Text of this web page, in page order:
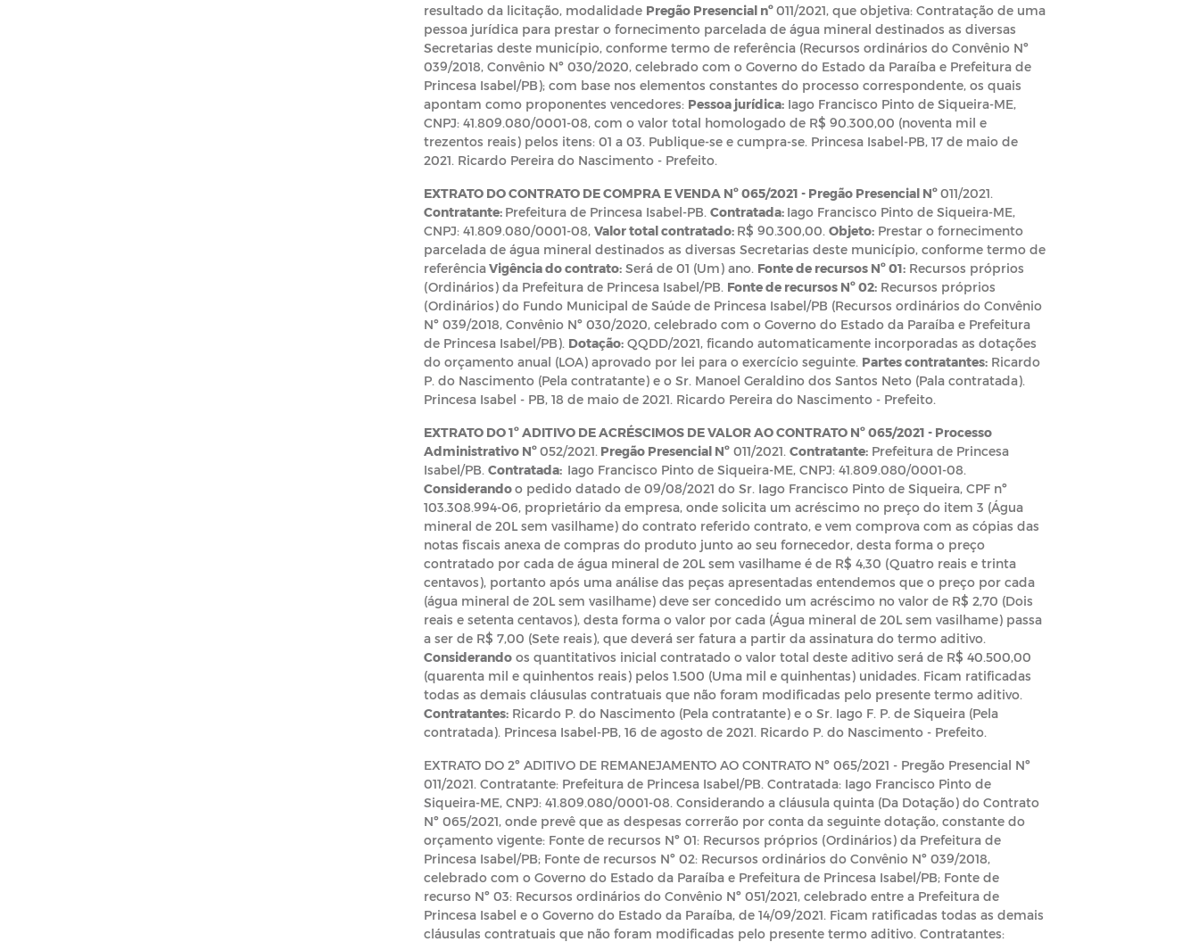
resultado da licitação, modalidade Pregão Presencial nº011/2021, que objetiva: Contratação de uma
pessoa jurídica para prestar o fornecimento parcelada de água mineral destinados as diversas
Secretarias deste município, conforme termo de referência (Recursos ordinários do Convênio Nº
039/2018, Convênio Nº 030/2020, celebrado com o Governo do Estado da Paraíba e Prefeitura de
Princesa Isabel/PB); com base nos elementos constantes do processo correspondente, os quais
apontam como proponentes vencedores: Pessoa jurídica:Iago Francisco Pinto de Siqueira-ME,
CNPJ: 41.809.080/0001-08, com o valor total homologado de R$ 90.300,00 (noventa mil e
trezentos reais) pelos itens: 01 a 03. Publique-se e cumpra-se. Princesa Isabel-PB, 17 de maio de
2021. Ricardo Pereira do Nascimento - Prefeito.
EXTRATO DO CONTRATO DE COMPRA E VENDA Nº 065/2021 - Pregão Presencial Nº011/2021.
Contratante: Prefeitura de Princesa Isabel-PB. Contratada: Iago Francisco Pinto de Siqueira-ME,
CNPJ: 41.809.080/0001-08, Valor total contratado: R$ 90.300,00. Objeto:Prestar o fornecimento
parcelada de água mineral destinados as diversas Secretarias deste município, conforme termo de
referênciaVigência do contrato:Será de 01 (Um) ano. Fonte de recursos Nº 01:Recursos próprios
(Ordinários) da Prefeitura de Princesa Isabel/PB. Fonte de recursos Nº 02:Recursos próprios
(Ordinários) do Fundo Municipal de Saúde de Princesa Isabel/PB (Recursos ordinários do Convênio
Nº 039/2018, Convênio Nº 030/2020, celebrado com o Governo do Estado da Paraíba e Prefeitura
de Princesa Isabel/PB). Dotação:QQDD/2021, ficando automaticamente incorporadas as dotações
do orçamento anual (LOA) aprovado por lei para o exercício seguinte. Partes contratantes:Ricardo
P. do Nascimento (Pela contratante) e o Sr. Manoel Geraldino dos Santos Neto (Pala contratada).
Princesa Isabel - PB, 18 de maio de 2021. Ricardo Pereira do Nascimento - Prefeito.
EXTRATO DO 1º ADITIVO DE ACRÉSCIMOS DE VALOR AO CONTRATO Nº 065/2021 - Processo
Administrativo Nº052/2021. Pregão Presencial Nº011/2021. Contratante:Prefeitura de Princesa
Isabel/PB. Contratada: Iago Francisco Pinto de Siqueira-ME, CNPJ: 41.809.080/0001-08.
Considerandoo pedido datado de 09/08/2021 do Sr. Iago Francisco Pinto de Siqueira, CPF nº
103.308.994-06, proprietário da empresa, onde solicita um acréscimo no preço do item 3 (Água
mineral de 20L sem vasilhame) do contrato referido contrato, e vem comprova com as cópias das
notas fiscais anexa de compras do produto junto ao seu fornecedor, desta forma o preço
contratado por cada de água mineral de 20L sem vasilhame é de R$ 4,30 (Quatro reais e trinta
centavos), portanto após uma análise das peças apresentadas entendemos que o preço por cada
(água mineral de 20L sem vasilhame) deve ser concedido um acréscimo no valor de R$ 2,70 (Dois
reais e setenta centavos), desta forma o valor por cada (Água mineral de 20L sem vasilhame) passa
a ser de R$ 7,00 (Sete reais), que deverá ser fatura a partir da assinatura do termo aditivo.
Considerandoos quantitativos inicial contratado o valor total deste aditivo será de R$ 40.500,00
(quarenta mil e quinhentos reais) pelos 1.500 (Uma mil e quinhentas) unidades. Ficam ratificadas
todas as demais cláusulas contratuais que não foram modificadas pelo presente termo aditivo.
Contratantes:Ricardo P. do Nascimento (Pela contratante) e o Sr. Iago F. P. de Siqueira (Pela
contratada). Princesa Isabel-PB, 16 de agosto de 2021. Ricardo P. do Nascimento - Prefeito.
EXTRATO DO 2º ADITIVO DE REMANEJAMENTO AO CONTRATO Nº 065/2021 - Pregão Presencial Nº
011/2021. Contratante: Prefeitura de Princesa Isabel/PB. Contratada: Iago Francisco Pinto de
Siqueira-ME, CNPJ: 41.809.080/0001-08. Considerando a cláusula quinta (Da Dotação) do Contrato
Nº 065/2021, onde prevê que as despesas correrão por conta da seguinte dotação, constante do
orçamento vigente: Fonte de recursos Nº 01: Recursos próprios (Ordinários) da Prefeitura de
Princesa Isabel/PB; Fonte de recursos Nº 02: Recursos ordinários do Convênio Nº 039/2018,
celebrado com o Governo do Estado da Paraíba e Prefeitura de Princesa Isabel/PB; Fonte de
recurso Nº 03: Recursos ordinários do Convênio Nº 051/2021, celebrado entre a Prefeitura de
Princesa Isabel e o Governo do Estado da Paraíba, de 14/09/2021. Ficam ratificadas todas as demais
cláusulas contratuais que não foram modificadas pelo presente termo aditivo. Contratantes: